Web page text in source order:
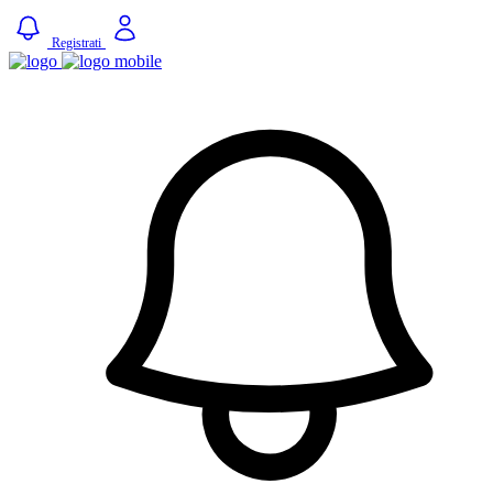
Registrati